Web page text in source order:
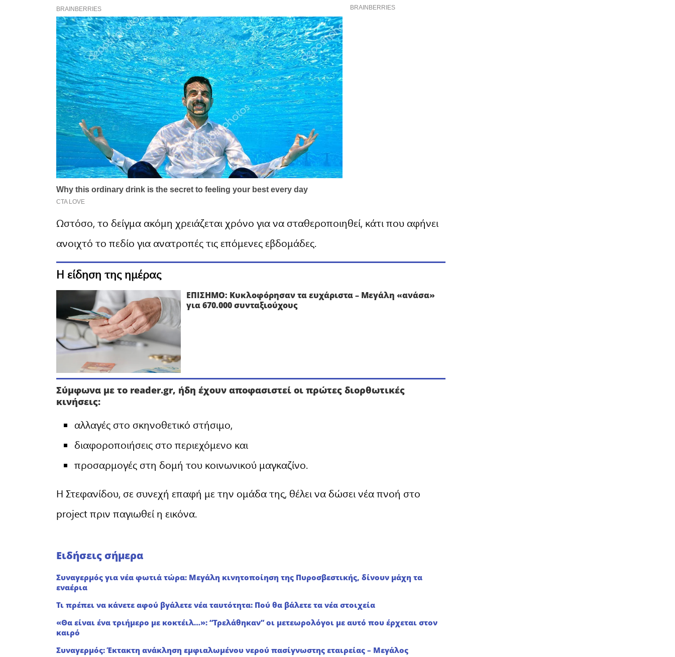
Ωστόσο, το δείγμα ακόμη χρειάζεται χρόνο για να σταθεροποιηθεί, κάτι που αφήνει
ανοιχτό το πεδίο για ανατροπές τις επόμενες εβδομάδες.
Η είδηση της ημέρας
ΕΠΙΣΗΜΟ: Κυκλοφόρησαν τα ευχάριστα – Μεγάλη «ανάσα»
για 670.000 συνταξιούχους
Σύμφωνα με το reader.gr, ήδη έχουν αποφασιστεί οι πρώτες διορθωτικές
κινήσεις:
αλλαγές στο σκηνοθετικό στήσιμο,
διαφοροποιήσεις στο περιεχόμενο και
προσαρμογές στη δομή του κοινωνικού μαγκαζίνο.
Η Στεφανίδου, σε συνεχή επαφή με την ομάδα της, θέλει να δώσει νέα πνοή στο
project πριν παγιωθεί η εικόνα.
Ειδήσεις σήμερα
Συναγερμός για νέα φωτιά τώρα: Μεγάλη κινητοποίηση της Πυροσβεστικής, δίνουν μάχη τα
εναέρια
Τι πρέπει να κάνετε αφού βγάλετε νέα ταυτότητα: Πού θα βάλετε τα νέα στοιχεία
«Θα είναι ένα τριήμερο με κοκτέιλ…»: “Τρελάθηκαν” οι μετεωρολόγοι με αυτό που έρχεται στον
καιρό
Συναγερμός: Έκτακτη ανάκληση εμφιαλωμένου νερού πασίγνωστης εταιρείας – Μεγάλος